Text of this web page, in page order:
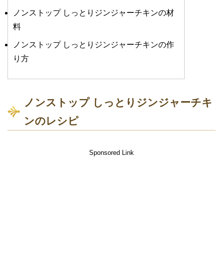
ノンストップ しっとりジンジャーチキンの材
料
ノンストップ しっとりジンジャーチキンの作
り方
ノンストップ しっとりジンジャーチキ
ンのレシピ
Sponsored Link